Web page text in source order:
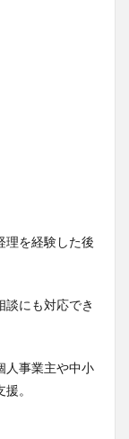
理を経験した後
にも対応でき
人事業主や中小
。